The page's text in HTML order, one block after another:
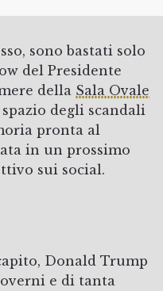
del Presidente
della Sala Ovale
degli scandali
pronta al
in un prossimo
sui social.
Donald Trump
e di tanta